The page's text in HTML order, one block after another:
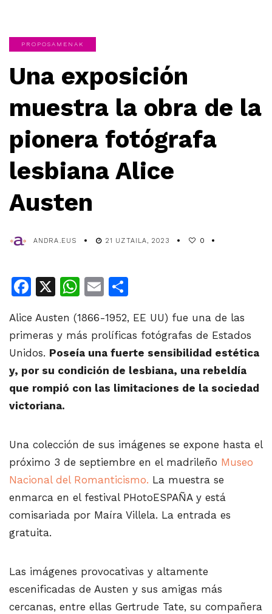
PROPOSAMENAK
Una exposición
muestra la obra de la
pionera fotógrafa
lesbiana Alice
Austen
ANDRA.EUS 21 UZTAILA, 2023 0
Facebook
X WhatsApp
Email
Alice Austen (1866-1952, EE UU) fue una de las
primeras y más prolíficas fotógrafas de Estados
Unidos. Poseía una fuerte sensibilidad estética
y, por su condición de lesbiana, una rebeldía
que rompió con las limitaciones de la sociedad
victoriana.
Una colección de sus imágenes se expone hasta el
próximo 3 de septiembre en el madrileño Museo
Nacional del Romanticismo. La muestra se
enmarca en el festival PHotoESPAÑA y está
comisariada por Maíra Villela. La entrada es
gratuita.
Las imágenes provocativas y altamente
escenificadas de Austen y sus amigas más
cercanas, entre ellas Gertrude Tate, su compañera